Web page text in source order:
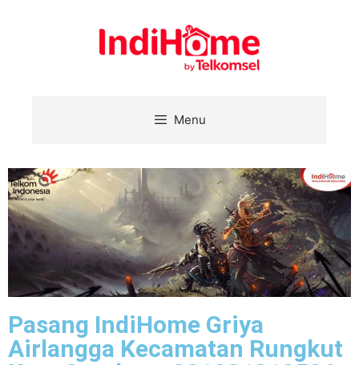
Menu
Pasang IndiHome Griya
Airlangga Kecamatan Rungkut